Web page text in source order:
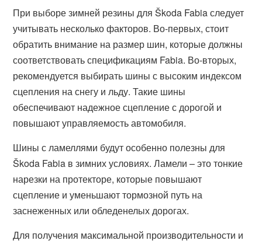
При выборе зимней резины для Škoda Fabia следует
учитывать несколько факторов. Во-первых, стоит
обратить внимание на размер шин, которые должны
соответствовать спецификациям Fabia. Во-вторых,
рекомендуется выбирать шины с высоким индексом
сцепления на снегу и льду. Такие шины
обеспечивают надежное сцепление с дорогой и
повышают управляемость автомобиля.
Шины с ламеллями будут особенно полезны для
Škoda Fabia в зимних условиях. Ламели – это тонкие
нарезки на протекторе, которые повышают
сцепление и уменьшают тормозной путь на
заснеженных или обледенелых дорогах.
Для получения максимальной производительности и